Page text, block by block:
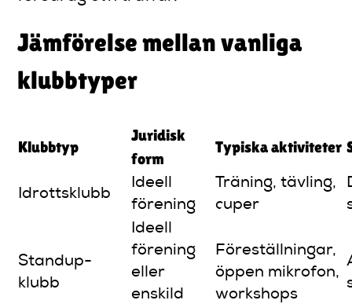
Jämförelse mellan vanliga
klubbtyper
Klubbtyp
Juridisk
form
Typiska aktiviteter
Idrottsklubb
Ideell
förening
Träning, tävling,
cuper
Standup-
klubb
Ideell
förening
eller
enskild
Föreställningar,
öppen mikrofon,
workshops